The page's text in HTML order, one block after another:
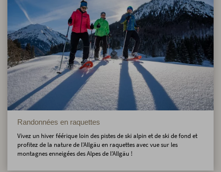
Randonnées en raquettes
Vivez un hiver féérique loin des pistes de ski alpin et de ski de fond et
profitez de la nature de l'Allgäu en raquettes avec vue sur les
montagnes enneigées des Alpes de l'Allgäu !